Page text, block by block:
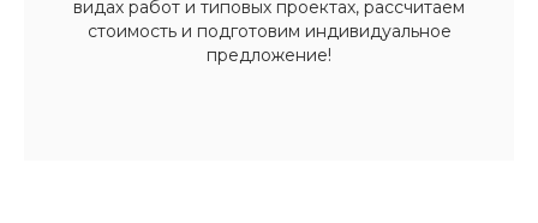
видах работ и типовых проектах, рассчитаем
стоимость и подготовим индивидуальное
предложение!